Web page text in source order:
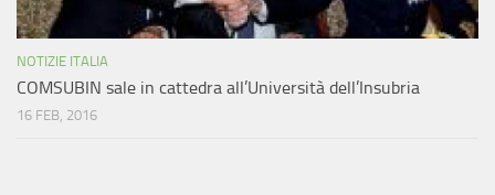
NOTIZIE ITALIA
COMSUBIN sale in cattedra all’Università dell’Insubria
16 FEB, 2016